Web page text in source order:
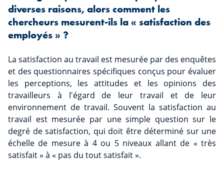
diverses raisons, alors comment les
chercheurs mesurent-ils la « satisfaction des
employés » ?
La satisfaction au travail est mesurée par des enquêtes
et des questionnaires spécifiques conçus pour évaluer
les perceptions, les attitudes et les opinions des
travailleurs à l'égard de leur travail et de leur
environnement de travail. Souvent la satisfaction au
travail est mesurée par une simple question sur le
degré de satisfaction, qui doit être déterminé sur une
échelle de mesure à 4 ou 5 niveaux allant de « très
satisfait » à « pas du tout satisfait ».